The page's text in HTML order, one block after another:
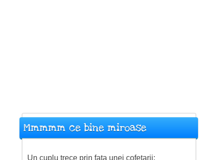
Mmmmm ce bine miroase
Un cuplu trece prin fata unei cofetarii: